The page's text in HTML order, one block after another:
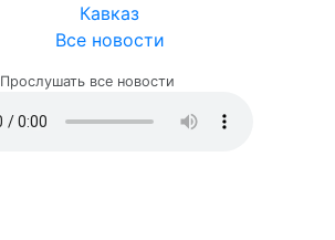
Кавказ
Все новости
Прослушать все новости